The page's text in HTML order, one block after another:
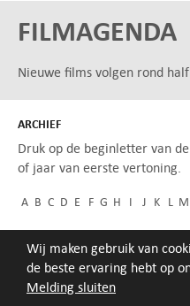
Melding sluiten
Wij maken gebruik van
de beste ervaring hebt op
FILMAGENDA
Nieuwe films volgen rond
ARCHIEF
Druk op de beginletter van
of jaar van eerste vertoning.
A B C D E F G H I J K L M